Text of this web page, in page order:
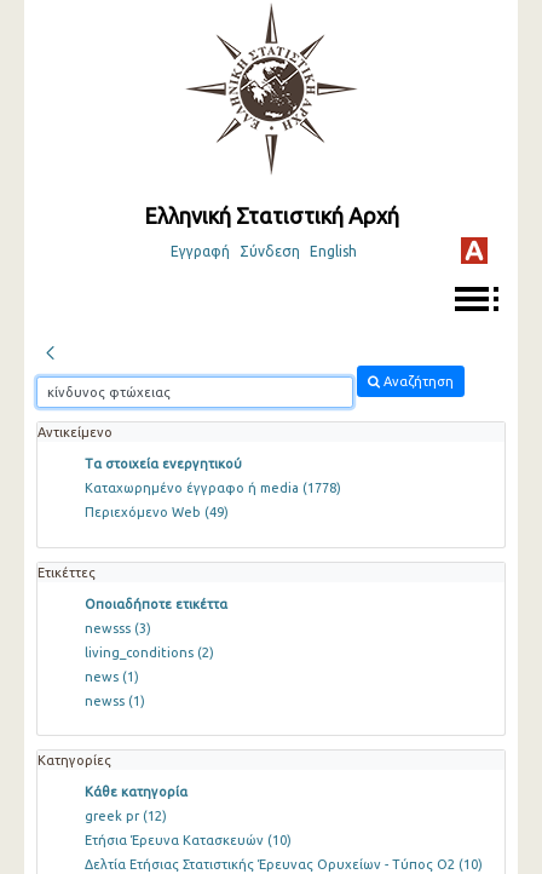
Ελληνική Στατιστική Αρχή
Εγγραφή Σύνδεση English
Αναζήτηση
Αντικείμενο
Τα στοιχεία ενεργητικού
Καταχωρημένο έγγραφο ή media (1778)
Περιεχόμενο Web (49)
Ετικέττες
Οποιαδήποτε ετικέττα
newsss (3)
living_conditions (2)
news (1)
newss (1)
Κατηγορίες
Κάθε κατηγορία
greek pr (12)
Ετήσια Έρευνα Κατασκευών (10)
Δελτία Ετήσιας Στατιστικής Έρευνας Ορυχείων - Τύπος Ο2 (10)